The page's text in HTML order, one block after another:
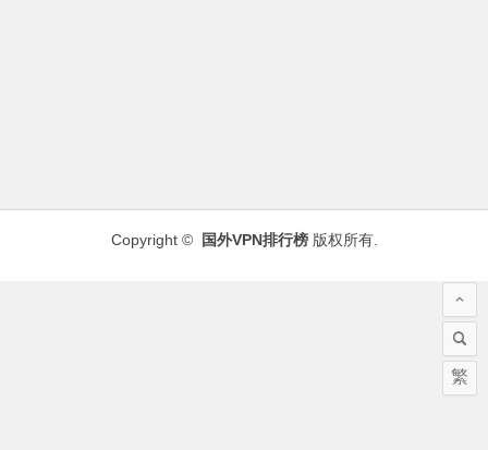
Copyright © 国外VPN排行榜版权所有.
繁